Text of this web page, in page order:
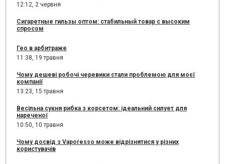
12:12, 2 червня
Сигаретные гильзы оптом: стабильный товар с высоким
спросом
Гео в арбитраже
11:38, 19 травня
Чому дешеві робочі черевики стали проблемою для моєї
компанії
13:23, 15 травня
Весільна сукня рибка з корсетом: ідеальний силует для
нареченої
10:50, 10 травня
Чому досвід з Vaporesso може відрізнятися у різних
користувачів